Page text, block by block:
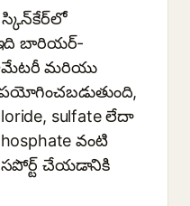
బారియర్-
మరియు
sulfate లేదా
వంటి
చేయడానికి